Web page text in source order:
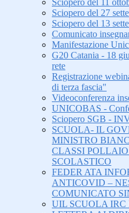
Sciopero del 11
Sciopero del 27
Sciopero del 13
Comunicato
Manifestazione
G20 Catania - 18
rete
Registrazione
di terza fascia"
Videoconferenza
UNICOBAS -
Sciopero SGB -
SCUOLA- IL
MINISTRO
CLASSI
SCOLASTICO
FEDER ATA
ANTICOVID –
COMUNICATO
UIL SCUOLA IRC